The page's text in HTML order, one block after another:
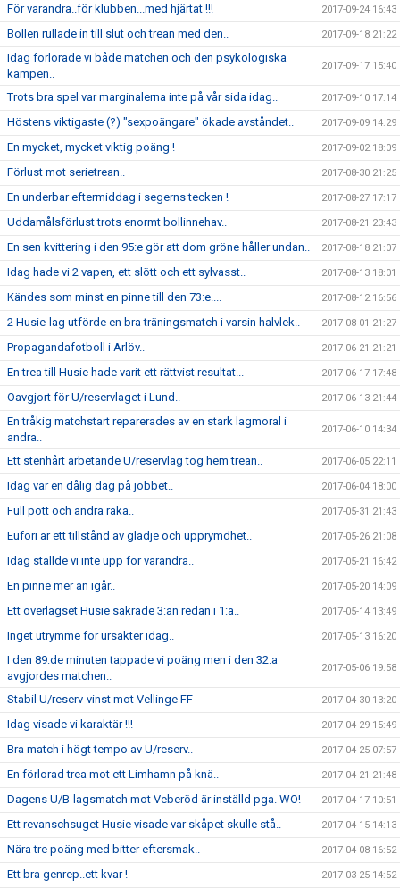
För varandra..för klubben...med hjärtat !!! 2017-09-24 16:43
Bollen rullade in till slut och trean med den.. 2017-09-18 21:22
Idag förlorade vi både matchen och den psykologiska
kampen..
2017-09-17 15:40
Trots bra spel var marginalerna inte på vår sida idag.. 2017-09-10 17:14
Höstens viktigaste (?) "sexpoängare" ökade avståndet.. 2017-09-09 14:29
En mycket, mycket viktig poäng ! 2017-09-02 18:09
Förlust mot serietrean.. 2017-08-30 21:25
En underbar eftermiddag i segerns tecken ! 2017-08-27 17:17
Uddamålsförlust trots enormt bollinnehav.. 2017-08-21 23:43
En sen kvittering i den 95:e gör att dom gröne håller undan.. 2017-08-18 21:07
Idag hade vi 2 vapen, ett slött och ett sylvasst.. 2017-08-13 18:01
Kändes som minst en pinne till den 73:e.... 2017-08-12 16:56
2 Husie-lag utförde en bra träningsmatch i varsin halvlek.. 2017-08-01 21:27
Propagandafotboll i Arlöv.. 2017-06-21 21:21
En trea till Husie hade varit ett rättvist resultat... 2017-06-17 17:48
Oavgjort för U/reservlaget i Lund.. 2017-06-13 21:44
En tråkig matchstart reparerades av en stark lagmoral i
andra..
2017-06-10 14:34
Ett stenhårt arbetande U/reservlag tog hem trean.. 2017-06-05 22:11
Idag var en dålig dag på jobbet.. 2017-06-04 18:00
Full pott och andra raka.. 2017-05-31 21:43
Eufori är ett tillstånd av glädje och upprymdhet.. 2017-05-26 21:08
Idag ställde vi inte upp för varandra.. 2017-05-21 16:42
En pinne mer än igår.. 2017-05-20 14:09
Ett överlägset Husie säkrade 3:an redan i 1:a.. 2017-05-14 13:49
Inget utrymme för ursäkter idag.. 2017-05-13 16:20
I den 89:de minuten tappade vi poäng men i den 32:a
avgjordes matchen..
2017-05-06 19:58
Stabil U/reserv-vinst mot Vellinge FF 2017-04-30 13:20
Idag visade vi karaktär !!! 2017-04-29 15:49
Bra match i högt tempo av U/reserv.. 2017-04-25 07:57
En förlorad trea mot ett Limhamn på knä.. 2017-04-21 21:48
Dagens U/B-lagsmatch mot Veberöd är inställd pga. WO! 2017-04-17 10:51
Ett revanschsuget Husie visade var skåpet skulle stå.. 2017-04-15 14:13
Nära tre poäng med bitter eftersmak.. 2017-04-08 16:52
Ett bra genrep..ett kvar ! 2017-03-25 14:52